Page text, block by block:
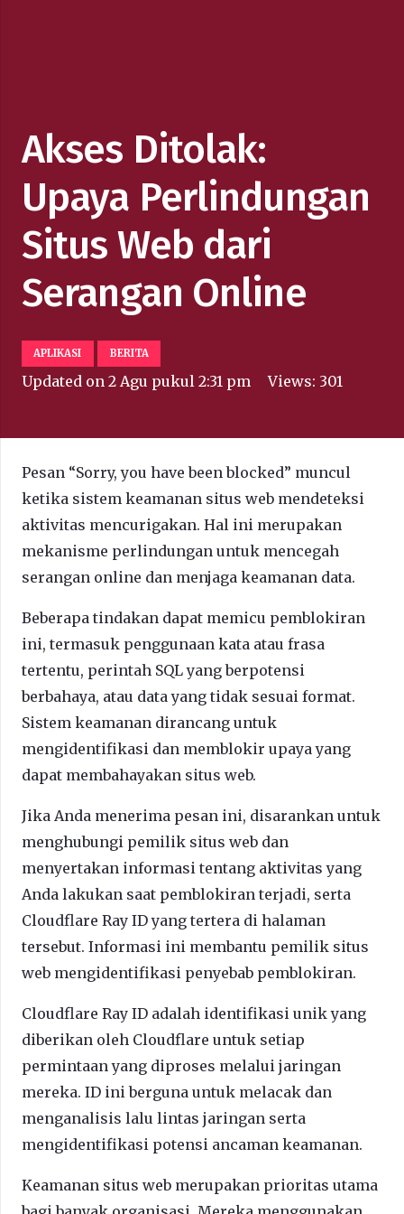
Akses Ditolak:
Upaya Perlindungan
Situs Web dari
Serangan Online
APLIKASI BERITA
Updated on 2 Agu pukul 2:31 pm Views: 301
Pesan “Sorry, you have been blocked” muncul
ketika sistem keamanan situs web mendeteksi
aktivitas mencurigakan. Hal ini merupakan
mekanisme perlindungan untuk mencegah
serangan online dan menjaga keamanan data.
Beberapa tindakan dapat memicu pemblokiran
ini, termasuk penggunaan kata atau frasa
tertentu, perintah SQL yang berpotensi
berbahaya, atau data yang tidak sesuai format.
Sistem keamanan dirancang untuk
mengidentifikasi dan memblokir upaya yang
dapat membahayakan situs web.
Jika Anda menerima pesan ini, disarankan untuk
menghubungi pemilik situs web dan
menyertakan informasi tentang aktivitas yang
Anda lakukan saat pemblokiran terjadi, serta
Cloudflare Ray ID yang tertera di halaman
tersebut. Informasi ini membantu pemilik situs
web mengidentifikasi penyebab pemblokiran.
Cloudflare Ray ID adalah identifikasi unik yang
diberikan oleh Cloudflare untuk setiap
permintaan yang diproses melalui jaringan
mereka. ID ini berguna untuk melacak dan
menganalisis lalu lintas jaringan serta
mengidentifikasi potensi ancaman keamanan.
Keamanan situs web merupakan prioritas utama